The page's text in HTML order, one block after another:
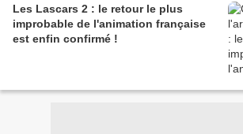
Les Lascars 2 : le retour le plus
improbable de l'animation française
est enfin confirmé !